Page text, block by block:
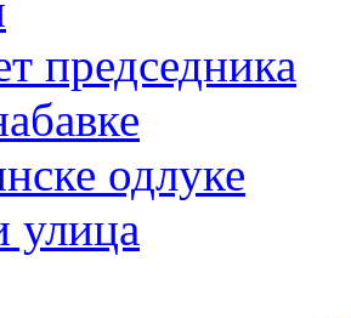
председника
одлуке
улица